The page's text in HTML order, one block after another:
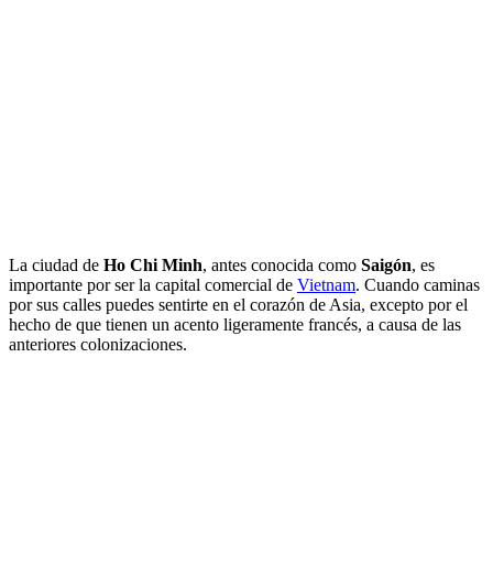
La ciudad de Ho Chi Minh, antes conocida como Saigón, es
importante por ser la capital comercial de Vietnam. Cuando caminas
por sus calles puedes sentirte en el corazón de Asia, excepto por el
hecho de que tienen un acento ligeramente francés, a causa de las
anteriores colonizaciones.